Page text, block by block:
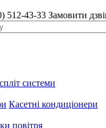
512-43-33 Замовити
системи
Касетні кондиціонери
повітря